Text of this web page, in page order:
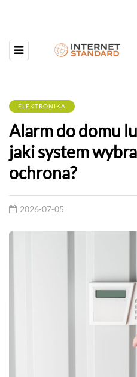
ELEKTRONIKA
Alarm do domu
jaki system
ochrona?
2026-07-05